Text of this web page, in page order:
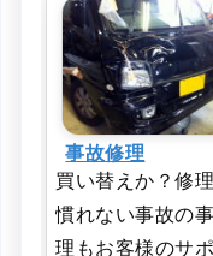
事故修理
買い替えか？修
慣れない事故の
理もお客様のサ